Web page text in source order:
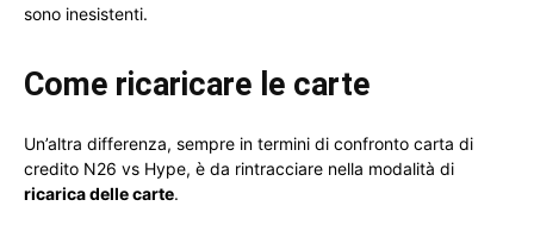
sono inesistenti.
Come ricaricare le carte
Un’altra differenza, sempre in termini di confronto carta di
credito N26 vs Hype, è da rintracciare nella modalità di
ricarica delle carte.